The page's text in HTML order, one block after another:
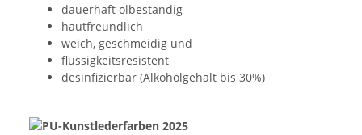
dauerhaft ölbeständig
hautfreundlich
weich, geschmeidig und
flüssigkeitsresistent
desinfizierbar (Alkoholgehalt bis 30%)